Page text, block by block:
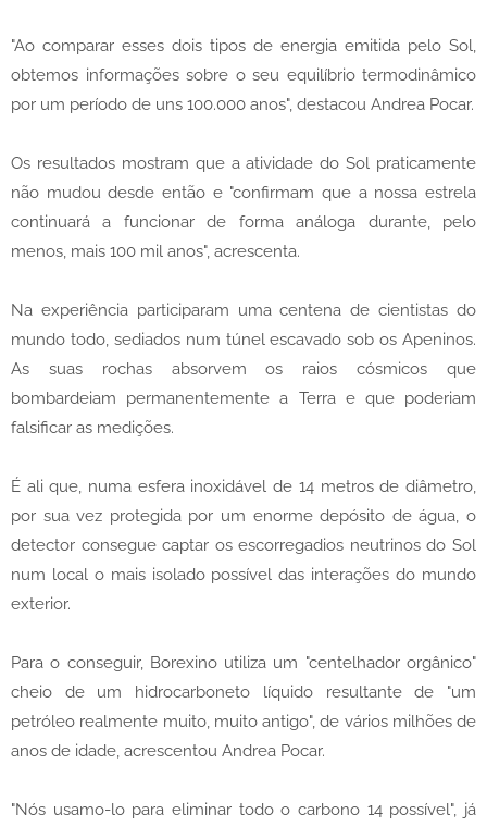
"Ao comparar esses dois tipos de energia emitida pelo Sol,
obtemos informações sobre o seu equilíbrio termodinâmico
por um período de uns 100.000 anos", destacou Andrea Pocar.
Os resultados mostram que a atividade do Sol praticamente
não mudou desde então e "confirmam que a nossa estrela
continuará a funcionar de forma análoga durante, pelo
menos, mais 100 mil anos", acrescenta.
Na experiência participaram uma centena de cientistas do
mundo todo, sediados num túnel escavado sob os Apeninos.
As suas rochas absorvem os raios cósmicos que
bombardeiam permanentemente a Terra e que poderiam
falsificar as medições.
É ali que, numa esfera inoxidável de 14 metros de diâmetro,
por sua vez protegida por um enorme depósito de água, o
detector consegue captar os escorregadios neutrinos do Sol
num local o mais isolado possível das interações do mundo
exterior.
Para o conseguir, Borexino utiliza um "centelhador orgânico"
cheio de um hidrocarboneto líquido resultante de "um
petróleo realmente muito, muito antigo", de vários milhões de
anos de idade, acrescentou Andrea Pocar.
"Nós usamo-lo para eliminar todo o carbono 14 possível", já